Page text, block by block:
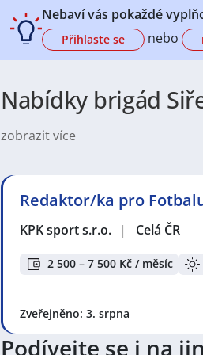
Nebaví vás pokaždé
Přihlaste se nebo
Nabídky brigád
zobrazit více
Politická a správní struktura:
Ekonomika a průmysl:
zemědělských družstev a
Doprava a dostupnost: Obcí
Bydlení a rodinný život: V
klidné a bezpečné místo pro život.
Redaktor/ka pro
KPK sport s.r.o. | Celá ČR
2 500 – 7 500 Kč / měsíc
Zveřejněno: 3. srpna
Podívejte se i na